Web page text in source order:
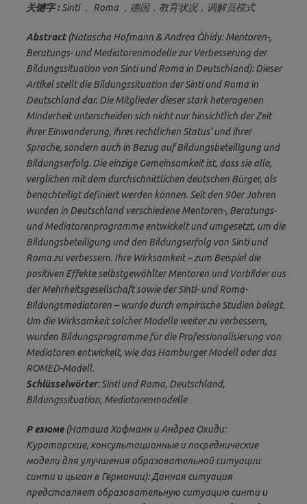
关键字 :Sinti ， Roma ，德国，教育状况，调解员模式
Abstract (Natascha Hofmann & Andrea Óhidy: Mentoren-,
Beratungs- und Mediatorenmodelle zur Verbesserung der
Bildungssituation von Sinti und Roma in Deutschland): Dieser
Artikel stellt die Bildungssituation der Sinti und Roma in
Deutschland dar. Die Mitglieder dieser stark heterogenen
Minderheit unterscheiden sich nicht nur hinsichtlich der Zeit
ihrer Einwanderung, ihres rechtlichen Status‘ und ihrer
Sprache, sondern auch in Bezug auf Bildungsbeteiligung und
Bildungserfolg. Die einzige Gemeinsamkeit ist, dass sie alle,
verglichen mit dem durchschnittlichen deutschen Bürger, als
benachteiligt definiert werden können. Seit den 90er Jahren
wurden in Deutschland verschiedene Mentoren-, Beratungs-
und Mediatorenprogramme entwickelt und umgesetzt, um die
Bildungsbeteiligung und den Bildungserfolg von Sinti und
Roma zu verbessern. Ihre Wirksamkeit – zum Beispiel die
positiven Effekte selbstgewählter Mentoren und Vorbilder aus
der Mehrheitsgesellschaft sowie der Sinti- und Roma-
Bildungsmediatoren – wurde durch empirische Studien belegt.
Um die Wirksamkeit solcher Modelle weiter zu verbessern,
wurden Bildungsprogramme für die Professionalisierung von
Mediatoren entwickelt, wie das Hamburger Modell oder das
ROMED-Modell.
Schlüsselwörter: Sinti und Roma, Deutschland,
Bildungssituation, Mediatorenmodelle
P езюме (Наташа Хофманн и Андреа Охиди:
Кураторские, консультационные и посреднические
модели для улучшения образовательной ситуации
синти и цыган в Германии): Данная ситуация
представляет образовательную ситуацию синти и